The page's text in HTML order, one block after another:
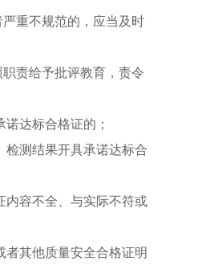
重不规范的，应当及时
责给予批评教育，责令
达标合格证的；
检测结果开具承诺达标合
内容不全、与实际不符或
者其他质量安全合格证明